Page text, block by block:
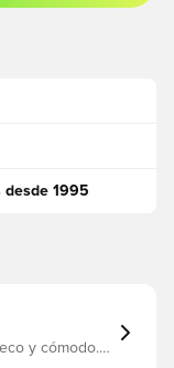
1995
y cómodo.